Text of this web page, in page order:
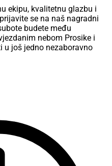
ekipu, kvalitetnu glazbu i
se na naš nagradni
budete među
nebom Prosike i
još jedno nezaboravno